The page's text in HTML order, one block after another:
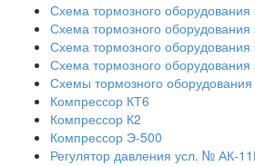
Схема тормозного оборудования
Схема тормозного оборудования
Схема тормозного оборудования
Схема тормозного
Схемы тормозного оборудования
Компрессор КТ6
Компрессор К2
Компрессор Э-500
Регулятор давления усл. № АК-